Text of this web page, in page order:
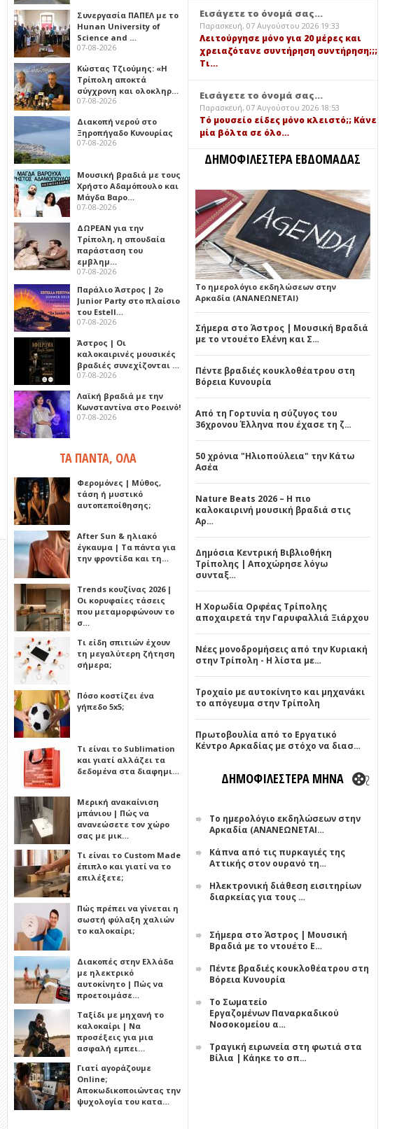
Συνεργασία ΠΑΠΕΛ με το
Hunan University of
Science and …
07-08-2026
Κώστας Τζιούμης: «Η
Τρίπολη αποκτά
σύγχρονη και ολοκληρ…
07-08-2026
Διακοπή νερού στο
Ξηροπήγαδο Κυνουρίας
07-08-2026
Μουσική βραδιά με τους
Χρήστο Αδαμόπουλο και
Μάγδα Βαρο…
07-08-2026
ΔΩΡΕΑΝ για την
Τρίπολη, η σπουδαία
παράσταση του
εμβλημ…
07-08-2026
Παράλιο Άστρος | 2ο
Junior Party στο πλαίσιο
του Estell…
07-08-2026
Άστρος | Οι
καλοκαιρινές μουσικές
βραδιές συνεχίζονται …
07-08-2026
Λαϊκή βραδιά με την
Κωνσταντίνα στο Ροεινό!
07-08-2026
ΤΑ ΠΑΝΤΑ, ΟΛΑ
Φερομόνες | Μύθος,
τάση ή μυστικό
αυτοπεποίθησης;
After Sun & ηλιακό
έγκαυμα | Τα πάντα για
την φροντίδα και τη…
Trends κουζίνας 2026 |
Οι κορυφαίες τάσεις
που μεταμορφώνουν το
σ…
Τι είδη σπιτιών έχουν
τη μεγαλύτερη ζήτηση
σήμερα;
Πόσο κοστίζει ένα
γήπεδο 5x5;
Τι είναι το Sublimation
και γιατί αλλάζει τα
δεδομένα στα διαφημι…
Μερική ανακαίνιση
μπάνιου | Πώς να
ανανεώσετε τον χώρο
σας με μικ…
Τι είναι το Custom Made
έπιπλο και γιατί να το
επιλέξετε;
Πώς πρέπει να γίνεται η
σωστή φύλαξη χαλιών
το καλοκαίρι;
Διακοπές στην Ελλάδα
με ηλεκτρικό
αυτοκίνητο | Πώς να
προετοιμάσε…
Ταξίδι με μηχανή το
καλοκαίρι | Να
προσέξεις για μια
ασφαλή εμπει…
Γιατί αγοράζουμε
Online;
Αποκωδικοποιώντας την
ψυχολογία του κατα…
Εισάγετε το όνομά σας...
Παρασκευή, 07 Αυγούστου 2026 19:33
Λειτούργησε μόνο για 20 μέρες και
χρειαζότανε συντήρηση συντήρηση;;;
Τι…
Εισάγετε το όνομά σας...
Παρασκευή, 07 Αυγούστου 2026 18:53
Τό μουσείο είδες μόνο κλειστό;; Κάνε
μία βόλτα σε όλο…
ΔΗΜΟΦΙΛΕΣΤΕΡΑ ΕΒΔΟΜΑΔΑΣ
Το ημερολόγιο εκδηλώσεων στην
Αρκαδία (ΑΝΑΝΕΩΝΕΤΑΙ)
Σήμερα στο Άστρος | Μουσική Βραδιά
με το ντουέτο Ελένη και Σ…
Πέντε βραδιές κουκλοθέατρου στη
Βόρεια Κυνουρία
Από τη Γορτυνία η σύζυγος του
36χρονου Έλληνα που έχασε τη ζ…
50 χρόνια "Ηλιοπούλεια" την Κάτω
Ασέα
Nature Beats 2026 – Η πιο
καλοκαιρινή μουσική βραδιά στις
Αρ…
Δημόσια Κεντρική Βιβλιοθήκη
Τρίπολης | Αποχώρησε λόγω
συνταξ…
Η Χορωδία Ορφέας Τρίπολης
αποχαιρετά την Γαρυφαλλιά Ξιάρχου
Νέες μονοδρομήσεις από την Κυριακή
στην Τρίπολη - Η λίστα με…
Τροχαίο με αυτοκίνητο και μηχανάκι
το απόγευμα στην Τρίπολη
Πρωτοβουλία από το Εργατικό
Κέντρο Αρκαδίας με στόχο να διασ…
ΔΗΜΟΦΙΛΕΣΤΕΡΑ ΜΗΝΑ
Το ημερολόγιο εκδηλώσεων στην
Αρκαδία (ΑΝΑΝΕΩΝΕΤΑΙ…
Κάπνα από τις πυρκαγιές της
Αττικής στον ουρανό τη…
Ηλεκτρονική διάθεση εισιτηρίων
διαρκείας για τους …
Σήμερα στο Άστρος | Μουσική
Βραδιά με το ντουέτο Ε…
Πέντε βραδιές κουκλοθέατρου στη
Βόρεια Κυνουρία
Το Σωματείο
Εργαζομένων Παναρκαδικού
Νοσοκομείου α…
Τραγική ειρωνεία στη φωτιά στα
Βίλια | Κάηκε το σπ…